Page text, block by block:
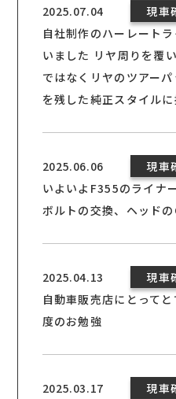
2025.07.04
現車
自社制作のハーレート
いました リヤ周りを覆
ではなくリヤのツアー
を残した純正スタイル
2025.06.06
現車
いよいよF355のライナ
ボルトの交換、ヘッドの
2025.04.13
現車
自動車販売店にとって
度のお勉強
2025.03.17
現車